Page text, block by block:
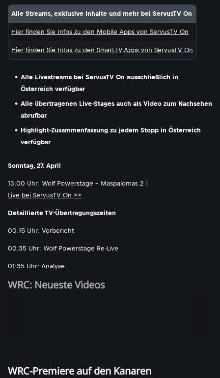
Alle Streams, exklusive Inhalte und mehr bei ServusTV On
Hier finden Sie Infos zu den Mobile Apps von ServusTV On
Hier finden Sie Infos zu den SmartTV-Apps von ServusTV On
Alle Livestreams bei ServusTV On ausschließlich in
Österreich verfügbar
Alle übertragenen Live-Stages auch als Video zum Nachsehen
abrufbar
Highlight-Zusammenfassung zu jedem Stopp in Österreich
verfügbar
Sonntag, 27. April
13:00 Uhr: Wolf Powerstage - Maspalomas 2 |
Live bei ServusTV On >>
Detaillierte TV-Übertragungszeiten
00:15 Uhr: Vorbericht
00:35 Uhr: Wolf Powerstage Re-Live
01:35 Uhr: Analyse
WRC: Neueste Videos
WRC-Premiere auf den Kanaren